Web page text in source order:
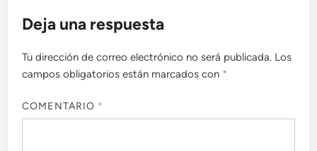
Deja una respuesta
Tu dirección de correo electrónico no será publicada. Los
campos obligatorios están marcados con *
COMENTARIO *